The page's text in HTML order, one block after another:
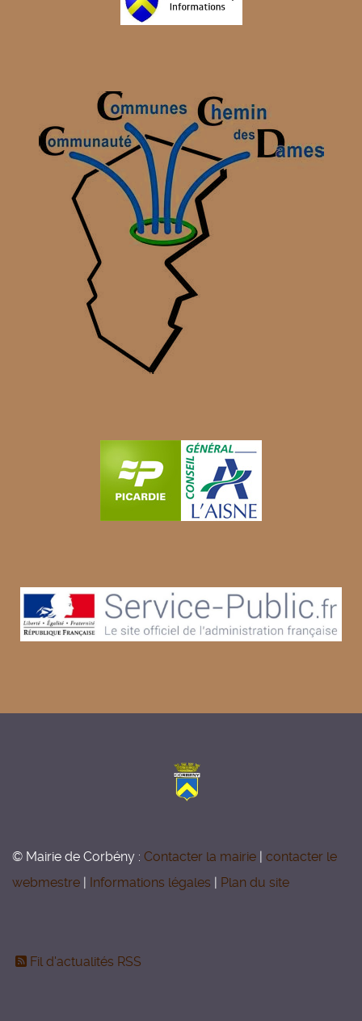
© Mairie de Corbény : Contacter la mairie
contacter le
webmestre
Informations légales Plan du site
Fil d'actualités RSS